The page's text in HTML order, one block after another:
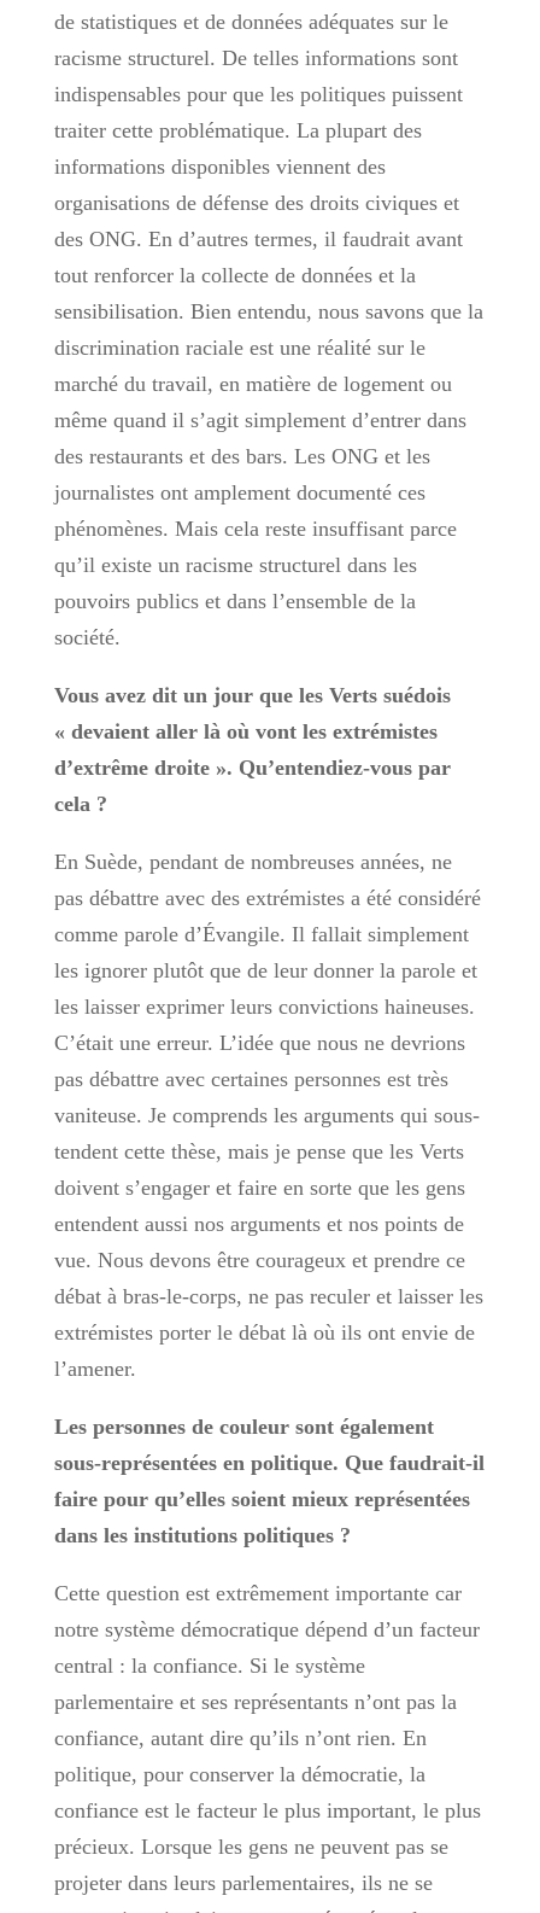
de statistiques et de données adéquates sur le
racisme structurel. De telles informations sont
indispensables pour que les politiques puissent
traiter cette problématique. La plupart des
informations disponibles viennent des
organisations de défense des droits civiques et
des ONG. En d’autres termes, il faudrait avant
tout renforcer la collecte de données et la
sensibilisation. Bien entendu, nous savons que la
discrimination raciale est une réalité sur le
marché du travail, en matière de logement ou
même quand il s’agit simplement d’entrer dans
des restaurants et des bars. Les ONG et les
journalistes ont amplement documenté ces
phénomènes. Mais cela reste insuffisant parce
qu’il existe un racisme structurel dans les
pouvoirs publics et dans l’ensemble de la
société.
Vous avez dit un jour que les Verts suédois
« devaient aller là où vont les extrémistes
d’extrême droite ». Qu’entendiez-vous par
cela ?
En Suède, pendant de nombreuses années, ne
pas débattre avec des extrémistes a été considéré
comme parole d’Évangile. Il fallait simplement
les ignorer plutôt que de leur donner la parole et
les laisser exprimer leurs convictions haineuses.
C’était une erreur. L’idée que nous ne devrions
pas débattre avec certaines personnes est très
vaniteuse. Je comprends les arguments qui sous-
tendent cette thèse, mais je pense que les Verts
doivent s’engager et faire en sorte que les gens
entendent aussi nos arguments et nos points de
vue. Nous devons être courageux et prendre ce
débat à bras-le-corps, ne pas reculer et laisser les
extrémistes porter le débat là où ils ont envie de
l’amener.
Les personnes de couleur sont également
sous-représentées en politique. Que faudrait-il
faire pour qu’elles soient mieux représentées
dans les institutions politiques ?
Cette question est extrêmement importante car
notre système démocratique dépend d’un facteur
central : la confiance. Si le système
parlementaire et ses représentants n’ont pas la
confiance, autant dire qu’ils n’ont rien. En
politique, pour conserver la démocratie, la
confiance est le facteur le plus important, le plus
précieux. Lorsque les gens ne peuvent pas se
projeter dans leurs parlementaires, ils ne se